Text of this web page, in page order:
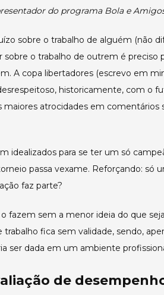
do programa Bola e
sobre o trabalho de alguém (não
sobre o trabalho de outrem é preciso
A copa libertadores (escrevo em
historicamente, com o
maiores atrocidades em
idealizados para se ter um só
passa vexame. Reforçando: só
faz parte?
fazem sem a menor ideia do que
fica sem validade, sendo,
ser dada em um ambiente
de